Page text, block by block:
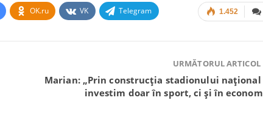
1.452
OK.ru VK Telegram
URMĂTORUL ARTICOL
Marian: „Prin construcția stadionului național
investim doar în sport, ci și în